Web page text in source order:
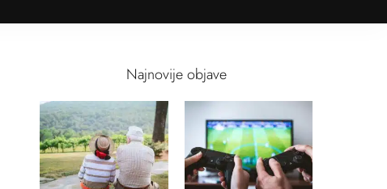
Najnovije objave